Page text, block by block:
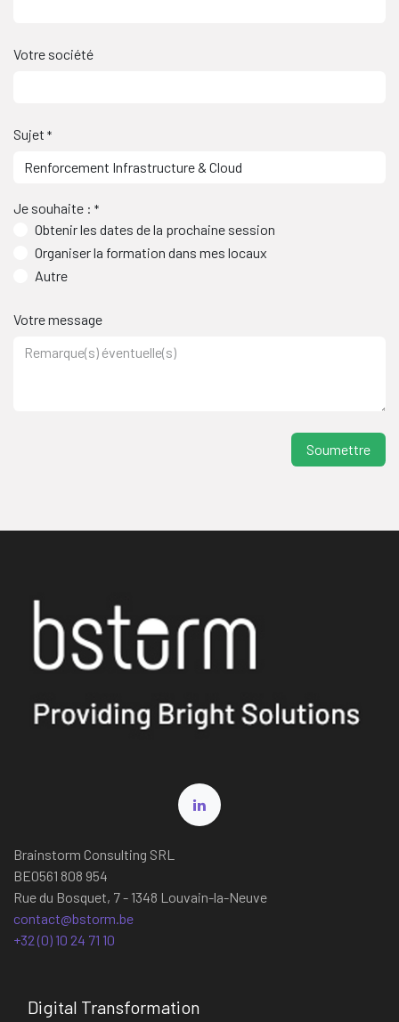
Votre société
Sujet *
Je souhaite : *
Obtenir les dates de la prochaine session
Organiser la formation dans mes locaux
Autre
Votre message
S​oumettre
Digital Transformation
Brainstorm Consulting SRL
BE0561 808 954
Rue du Bosquet, 7 - 1348 Louvain-la-Neuve
contact@bstorm.be
+32 (0) 10 24 71 10